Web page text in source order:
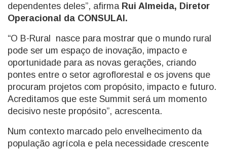
dependentes deles”, afirma Rui Almeida, Diretor
Operacional da CONSULAI.
“O B-Rural nasce para mostrar que o mundo rural
pode ser um espaço de inovação, impacto e
oportunidade para as novas gerações, criando
pontes entre o setor agroflorestal e os jovens que
procuram projetos com propósito, impacto e futuro.
Acreditamos que este Summit será um momento
decisivo neste propósito”, acrescenta.
Num contexto marcado pelo envelhecimento da
população agrícola e pela necessidade crescente